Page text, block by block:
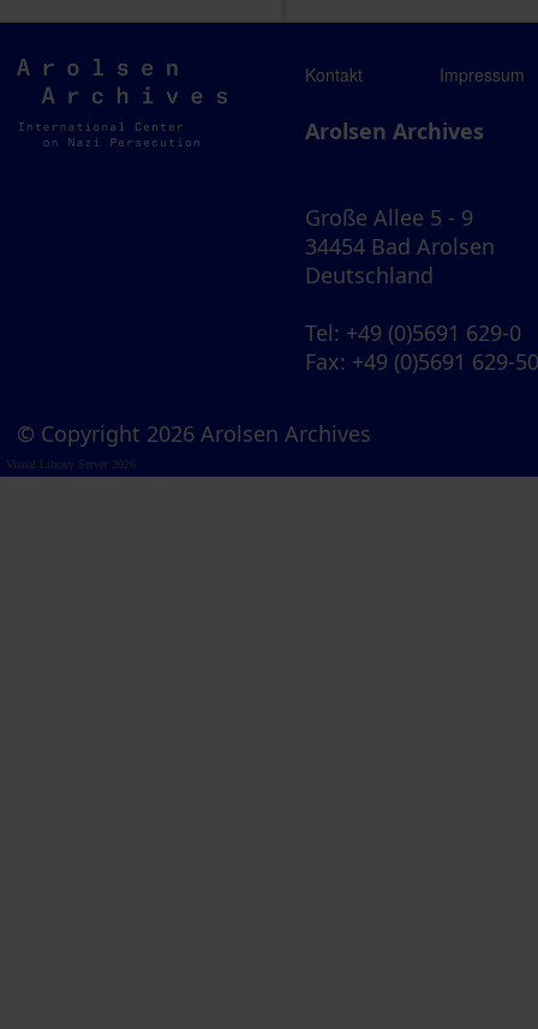
Arolsen
Archives
Kontakt Impressum
Arolsen Archives
Große Allee 5 - 9
34454 Bad Arolsen
Deutschland
Tel: +49 (0)5691 629-0
Fax: +49 (0)5691 629-
© Copyright 2026 Arolsen Archives
Visual Library Server 2026